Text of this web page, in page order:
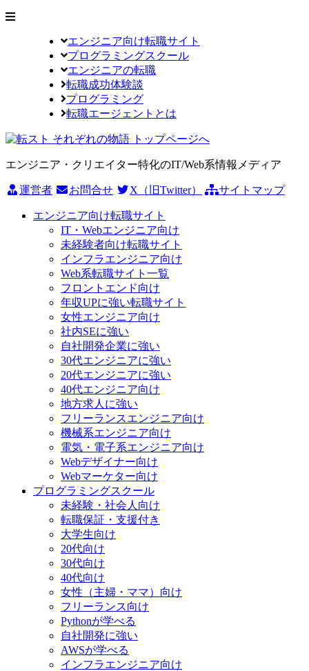
エンジニア向け転職サイト
プログラミングスクール
エンジニアの転職
転職成功体験談
プログラミング
転職エージェントとは
エンジニア・クリエイター特化のIT/Web系情報メディア
運営者 お問合せ X（旧Twitter） サイトマップ
エンジニア向け転職サイト
IT・Webエンジニア向け
未経験者向け転職サイト
インフラエンジニア向け
Web系転職サイト一覧
フロントエンド向け
年収UPに強い転職サイト
女性エンジニア向け
社内SEに強い
自社開発企業に強い
30代エンジニアに強い
20代エンジニアに強い
40代エンジニア向け
地方求人に強い
フリーランスエンジニア向け
機械系エンジニア向け
電気・電子系エンジニア向け
Webデザイナー向け
Webマーケター向け
プログラミングスクール
未経験・社会人向け
転職保証・支援付き
大学生向け
20代向け
30代向け
40代向け
女性（主婦・ママ）向け
フリーランス向け
Pythonが学べる
自社開発に強い
AWSが学べる
インフラエンジニア向け